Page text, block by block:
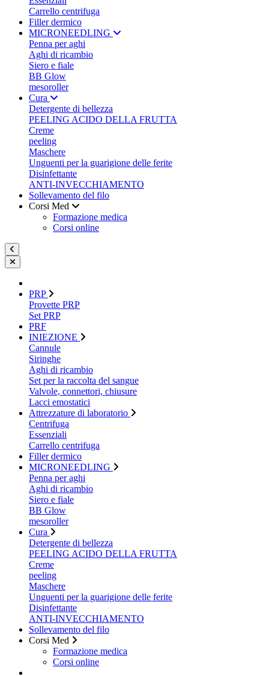
Carrello centrifuga
Filler dermico
MICRONEEDLING
Penna per aghi
Aghi di ricambio
Siero e fiale
BB Glow
mesoroller
Cura
Detergente di bellezza
PEELING ACIDO DELLA FRUTTA
Creme
peeling
Maschere
Unguenti per la guarigione delle ferite
Disinfettante
ANTI-INVECCHIAMENTO
Sollevamento del filo
Corsi Med
Formazione medica
Corsi online
PRP
Provette PRP
Set PRP
PRF
INIEZIONE
Cannule
Siringhe
Aghi di ricambio
Set per la raccolta del sangue
Valvole, connettori, chiusure
Lacci emostatici
Attrezzature di laboratorio
Centrifuga
Essenziali
Carrello centrifuga
Filler dermico
MICRONEEDLING
Penna per aghi
Aghi di ricambio
Siero e fiale
BB Glow
mesoroller
Cura
Detergente di bellezza
PEELING ACIDO DELLA FRUTTA
Creme
peeling
Maschere
Unguenti per la guarigione delle ferite
Disinfettante
ANTI-INVECCHIAMENTO
Sollevamento del filo
Corsi Med
Formazione medica
Corsi online